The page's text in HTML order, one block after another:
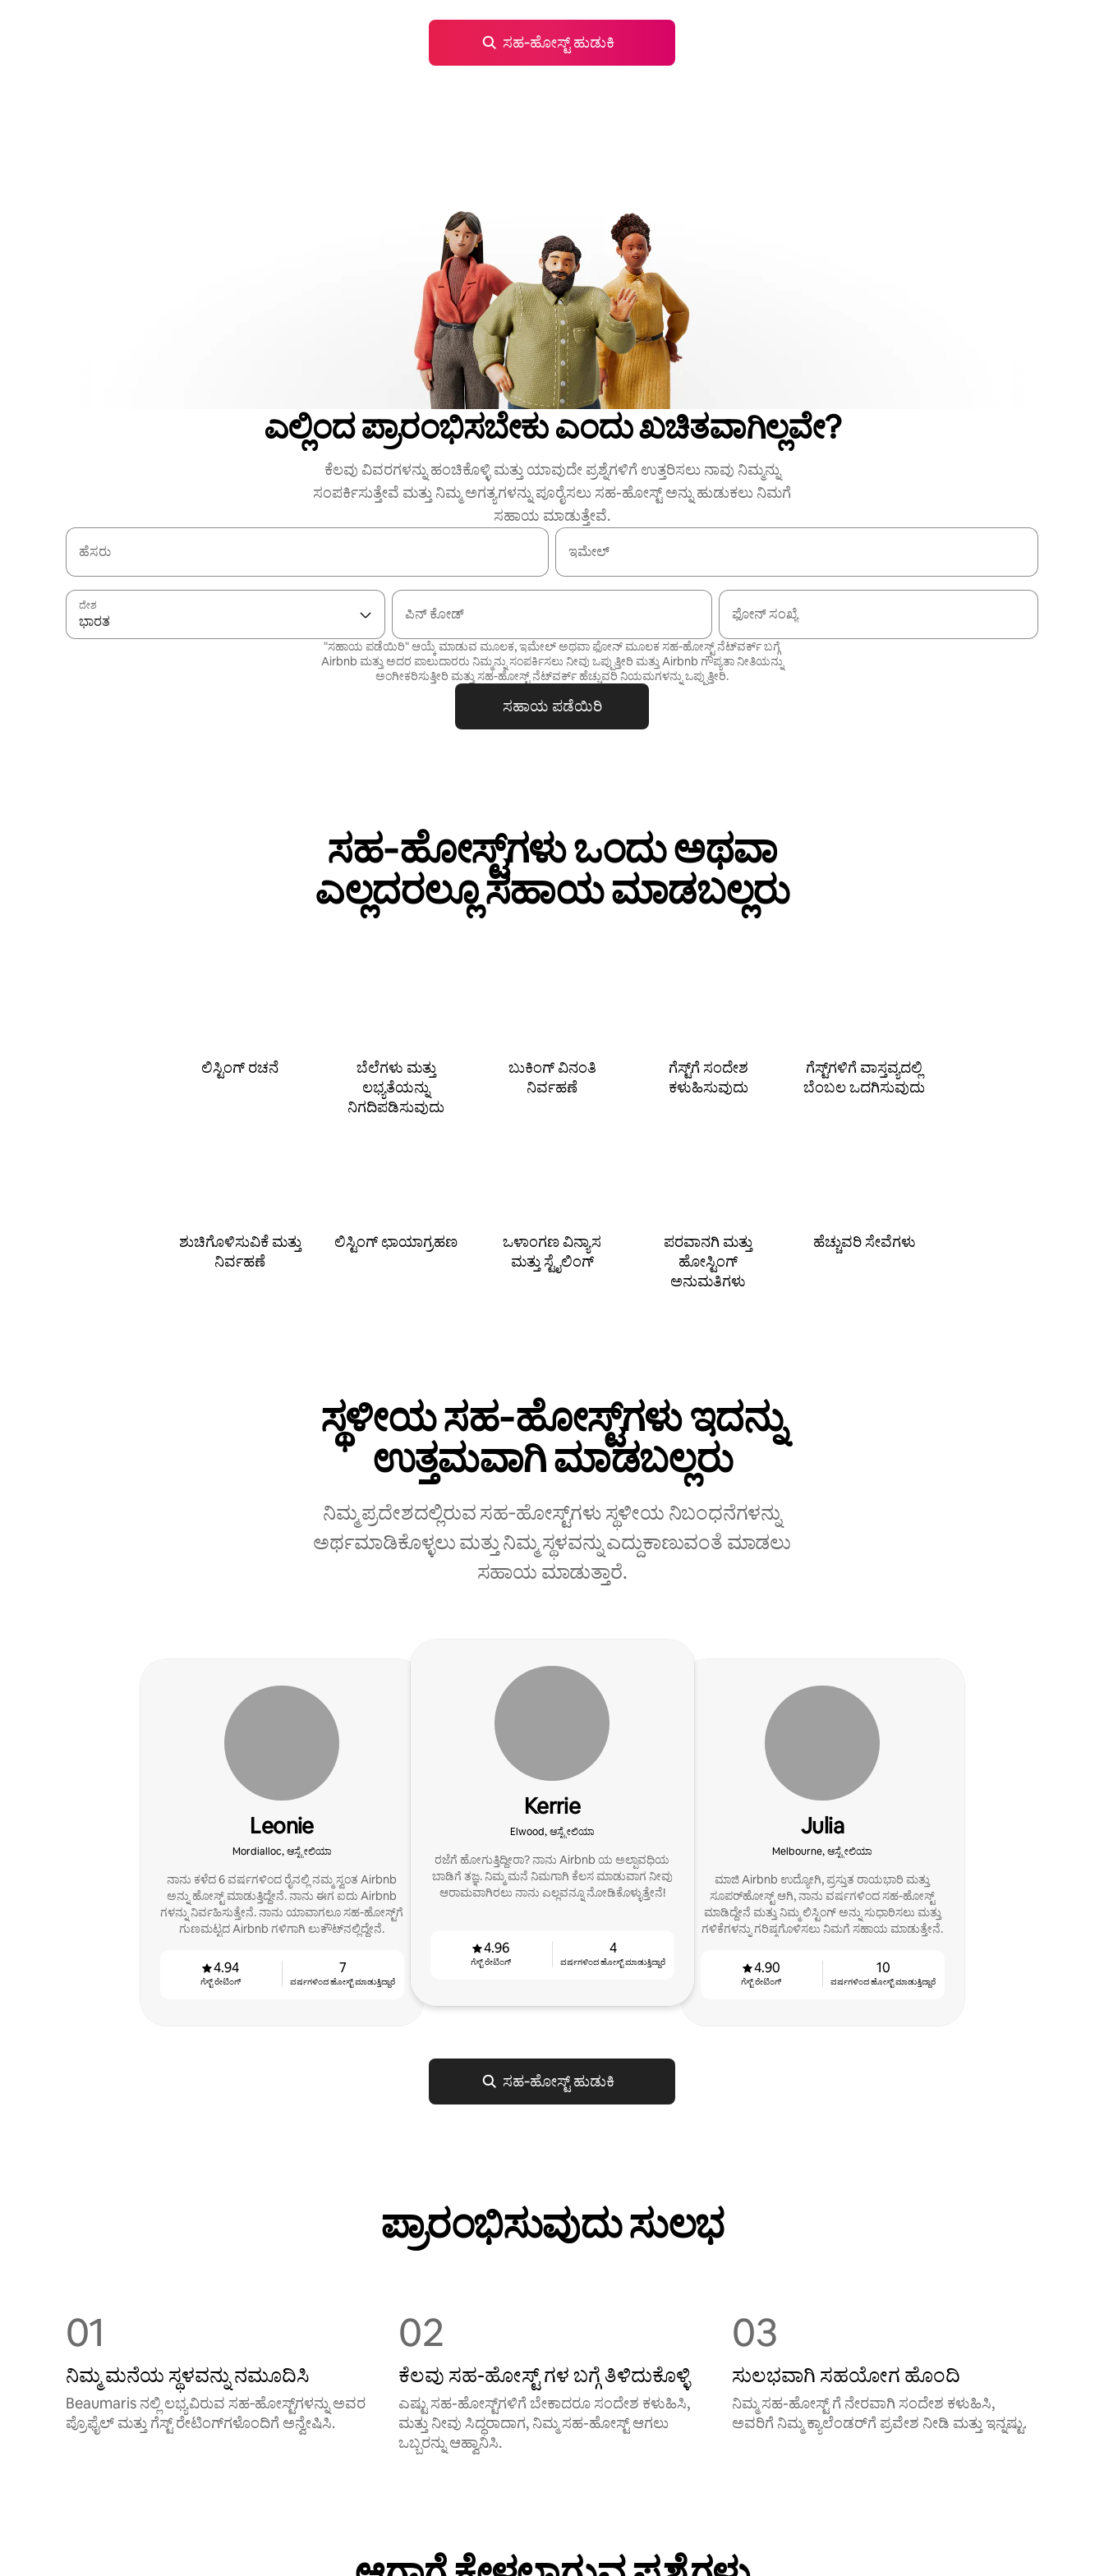
ಸಹ‑ಹೋಸ್ಟ್ ಹುಡುಕಿ
ಎಲ್ಲಿಂದ ಪ್ರಾರಂಭಿಸಬೇಕು ಎಂದು ಖಚಿತವಾಗಿಲ್ಲವೇ?
ಕೆಲವು ವಿವರಗಳನ್ನು ಹಂಚಿಕೊಳ್ಳಿ ಮತ್ತು ಯಾವುದೇ ಪ್ರಶ್ನೆಗಳಿಗೆ ಉತ್ತರಿಸಲು ನಾವು ನಿಮ್ಮನ್ನು
ಸಂಪರ್ಕಿಸುತ್ತೇವೆ ಮತ್ತು ನಿಮ್ಮ ಅಗತ್ಯಗಳನ್ನು ಪೂರೈಸಲು ಸಹ-ಹೋಸ್ಟ್ ಅನ್ನು ಹುಡುಕಲು ನಿಮಗೆ
ಸಹಾಯ ಮಾಡುತ್ತೇವೆ.
ಹೆಸರು ಇಮೇಲ್
ದೇಶ
ಭಾರತ ಪಿನ್ ಕೋಡ್ ಫೋನ್ ಸಂಖ್ಯೆ
"ಸಹಾಯ ಪಡೆಯಿರಿ" ಆಯ್ಕೆ ಮಾಡುವ ಮೂಲಕ, ಇಮೇಲ್ ಅಥವಾ ಫೋನ್ ಮೂಲಕ ಸಹ-ಹೋಸ್ಟ್ ನೆಟ್‌ವರ್ಕ್ ಬಗ್ಗೆ
Airbnb ಮತ್ತು ಅದರ ಪಾಲುದಾರರು ನಿಮ್ಮನ್ನು ಸಂಪರ್ಕಿಸಲು ನೀವು ಒಪ್ಪುತ್ತೀರಿ ಮತ್ತು Airbnb ಗೌಪ್ಯತಾ ನೀತಿಯನ್ನು
ಅಂಗೀಕರಿಸುತ್ತೀರಿ ಮತ್ತು ಸಹ-ಹೋಸ್ಟ್ ನೆಟ್‌ವರ್ಕ್ ಹೆಚ್ಚುವರಿ ನಿಯಮಗಳನ್ನುಒಪ್ಪುತ್ತೀರಿ.
ಸಹಾಯ ಪಡೆಯಿರಿ
ಸಹ‑ಹೋಸ್ಟ್‌ಗಳು ಒಂದು ಅಥವಾ
ಎಲ್ಲದರಲ್ಲೂ ಸಹಾಯ ಮಾಡಬಲ್ಲರು
ಲಿಸ್ಟಿಂಗ್ ರಚನೆ
ಬೆಲೆಗಳು ಮತ್ತು
ಲಭ್ಯತೆಯನ್ನು
ನಿಗದಿಪಡಿಸುವುದು
ಬುಕಿಂಗ್ ವಿನಂತಿ
ನಿರ್ವಹಣೆ
ಗೆಸ್ಟ್‌ಗೆ ಸಂದೇಶ
ಕಳುಹಿಸುವುದು
ಗೆಸ್ಟ್‌ಗಳಿಗೆ ವಾಸ್ತವ್ಯದಲ್ಲಿ
ಬೆಂಬಲ ಒದಗಿಸುವುದು
ಶುಚಿಗೊಳಿಸುವಿಕೆ ಮತ್ತು
ನಿರ್ವಹಣೆ
ಲಿಸ್ಟಿಂಗ್ ಛಾಯಾಗ್ರಹಣ
ಒಳಾಂಗಣ ವಿನ್ಯಾಸ
ಮತ್ತು ಸ್ಟೈಲಿಂಗ್
ಪರವಾನಗಿ ಮತ್ತು
ಹೋಸ್ಟಿಂಗ್
ಅನುಮತಿಗಳು
ಹೆಚ್ಚುವರಿ ಸೇವೆಗಳು
ಸ್ಥಳೀಯ ಸಹ‑ಹೋಸ್ಟ್‌ಗಳು ಇದನ್ನು
ಉತ್ತಮವಾಗಿ ಮಾಡಬಲ್ಲರು
ನಿಮ್ಮ ಪ್ರದೇಶದಲ್ಲಿರುವ ಸಹ‑ಹೋಸ್ಟ್‌ಗಳು ಸ್ಥಳೀಯ ನಿಬಂಧನೆಗಳನ್ನು
ಅರ್ಥಮಾಡಿಕೊಳ್ಳಲು ಮತ್ತು ನಿಮ್ಮ ಸ್ಥಳವನ್ನು ಎದ್ದುಕಾಣುವಂತೆ ಮಾಡಲು
ಸಹಾಯ ಮಾಡುತ್ತಾರೆ.
Leonie
Mordialloc, ಆಸ್ಟ್ರೇಲಿಯಾ
ನಾನು ಕಳೆದ 6 ವರ್ಷಗಳಿಂದ ರೈನಲ್ಲಿ ನಮ್ಮ ಸ್ವಂತ Airbnb
ಅನ್ನು ಹೋಸ್ಟ್ ಮಾಡುತ್ತಿದ್ದೇನೆ. ನಾನು ಈಗ ಐದು Airbnb
ಗಳನ್ನು ನಿರ್ವಹಿಸುತ್ತೇನೆ. ನಾನು ಯಾವಾಗಲೂ ಸಹ-ಹೋಸ್ಟ್‌ಗೆ
ಗುಣಮಟ್ಟದ Airbnb ಗಳಿಗಾಗಿ ಲುಕೌಟ್‌ನಲ್ಲಿದ್ದೇನೆ.
4.94
ಗೆಸ್ಟ್ ರೇಟಿಂಗ್
7
ವರ್ಷಗಳಿಂದ ಹೋಸ್ಟ್ ‌ಮಾಡುತ್ತಿದ್ದಾರೆ
Kerrie
Elwood, ಆಸ್ಟ್ರೇಲಿಯಾ
ರಜೆಗೆ ಹೋಗುತ್ತಿದ್ದೀರಾ? ನಾನು Airbnb ಯ ಅಲ್ಪಾವಧಿಯ
ಬಾಡಿಗೆ ತಜ್ಞ. ನಿಮ್ಮ ಮನೆ ನಿಮಗಾಗಿ ಕೆಲಸ ಮಾಡುವಾಗ ನೀವು
ಆರಾಮವಾಗಿರಲು ನಾನು ಎಲ್ಲವನ್ನೂ ನೋಡಿಕೊಳ್ಳುತ್ತೇನೆ!
4.96
ಗೆಸ್ಟ್ ರೇಟಿಂಗ್
4
ವರ್ಷಗಳಿಂದ ಹೋಸ್ಟ್ ‌ಮಾಡುತ್ತಿದ್ದಾರೆ
Julia
Melbourne, ಆಸ್ಟ್ರೇಲಿಯಾ
ಮಾಜಿ Airbnb ಉದ್ಯೋಗಿ, ಪ್ರಸ್ತುತ ರಾಯಭಾರಿ ಮತ್ತು
ಸೂಪರ್‌ಹೋಸ್ಟ್ ಆಗಿ, ನಾನು ವರ್ಷಗಳಿಂದ ಸಹ-ಹೋಸ್ಟ್
ಮಾಡಿದ್ದೇನೆ ಮತ್ತು ನಿಮ್ಮ ಲಿಸ್ಟಿಂಗ್ ಅನ್ನು ಸುಧಾರಿಸಲು ಮತ್ತು
ಗಳಿಕೆಗಳನ್ನು ಗರಿಷ್ಠಗೊಳಿಸಲು ನಿಮಗೆ ಸಹಾಯ ಮಾಡುತ್ತೇನೆ.
4.90
ಗೆಸ್ಟ್ ರೇಟಿಂಗ್
10
ವರ್ಷಗಳಿಂದ ಹೋಸ್ಟ್ ‌ಮಾಡುತ್ತಿದ್ದಾರೆ
ಸಹ‑ಹೋಸ್ಟ್ ಹುಡುಕಿ
ಪ್ರಾರಂಭಿಸುವುದು ಸುಲಭ
01
ನಿಮ್ಮ ಮನೆಯ ಸ್ಥಳವನ್ನು ನಮೂದಿಸಿ
Beaumaris ನಲ್ಲಿ ಲಭ್ಯವಿರುವ ಸಹ‑ಹೋಸ್ಟ್‌ಗಳನ್ನು ಅವರ
ಪ್ರೊಫೈಲ್ ಮತ್ತು ಗೆಸ್ಟ್ ರೇಟಿಂಗ್‌ಗಳೊಂದಿಗೆ ಅನ್ವೇಷಿಸಿ.
02
ಕೆಲವು ಸಹ-ಹೋಸ್ಟ್ ‌ಗಳ ಬಗ್ಗೆ ತಿಳಿದುಕೊಳ್ಳಿ
ಎಷ್ಟು ಸಹ-ಹೋಸ್ಟ್‌ಗಳಿಗೆ ಬೇಕಾದರೂ ಸಂದೇಶ ಕಳುಹಿಸಿ,
ಮತ್ತು ನೀವು ಸಿದ್ಧರಾದಾಗ, ನಿಮ್ಮ ಸಹ-ಹೋಸ್ಟ್ ಆಗಲು
ಒಬ್ಬರನ್ನು ಆಹ್ವಾನಿಸಿ.
03
ಸುಲಭವಾಗಿ ಸಹಯೋಗ ಹೊಂದಿ
ನಿಮ್ಮ ಸಹ-ಹೋಸ್ಟ್ ‌ಗೆ ನೇರವಾಗಿ ಸಂದೇಶ ಕಳುಹಿಸಿ,
ಅವರಿಗೆ ನಿಮ್ಮ ಕ್ಯಾಲೆಂಡರ್‌‌ಗೆ ಪ್ರವೇಶ ನೀಡಿ ಮತ್ತು ಇನ್ನಷ್ಟು.